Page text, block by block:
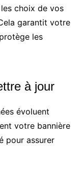
choix de vos
garantit votre
les
à jour
évoluent
votre bannière
pour assurer